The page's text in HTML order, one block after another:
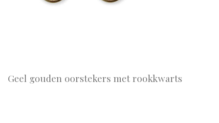
Geel gouden oorstekers met rookkwarts